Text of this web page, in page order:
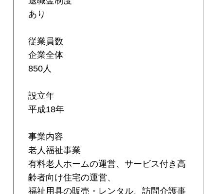
あり
従業員数
企業全体
850人
設立年
平成18年
事業内容
老人福祉事業
有料老人ホームの運営、サービス付き高
齢者向け住宅の運営、
福祉用具の販売・レンタル、訪問介護事